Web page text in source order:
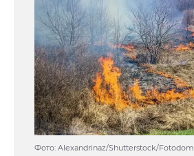
Фото: Alexandrinaz/Shutterstock/Fotodom